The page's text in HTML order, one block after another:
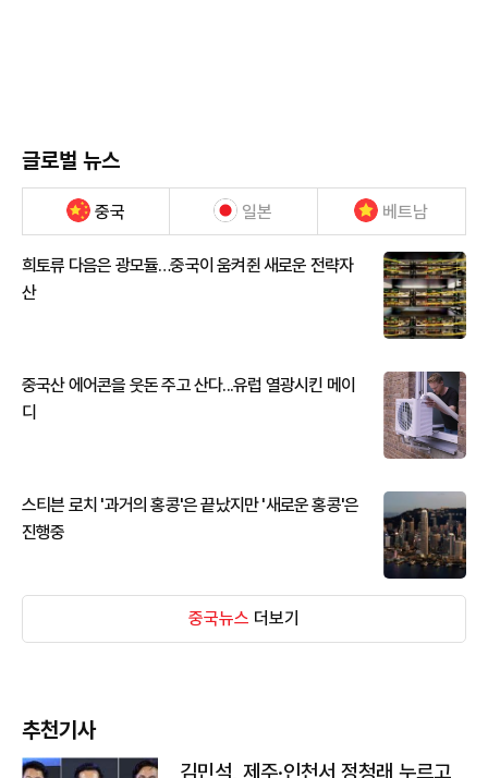
글로벌 뉴스
중국 일본 베트남
희토류 다음은 광모듈…중국이 움켜쥔 새로운 전략자
산
중국산 에어콘을 웃돈 주고 산다...유럽 열광시킨 메이
디
스티븐 로치 '과거의 홍콩'은 끝났지만 '새로운 홍콩'은
진행중
중국뉴스 더보기
추천기사
김민석, 제주·인천서 정청래 누르고